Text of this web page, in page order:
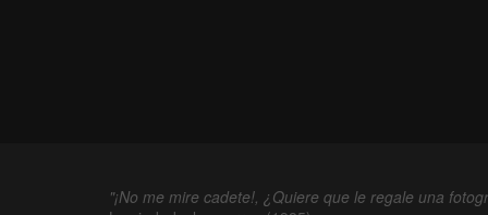
"¡No me mire cadete!, ¿Quiere que le regale una